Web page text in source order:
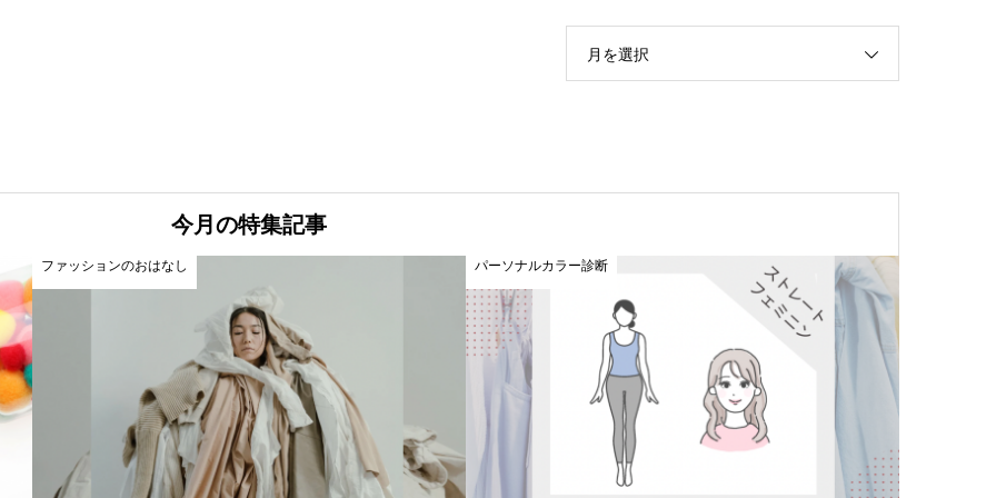
月を選択
今月の特集記事
ファッションのおはなし パーソナルカラー診断